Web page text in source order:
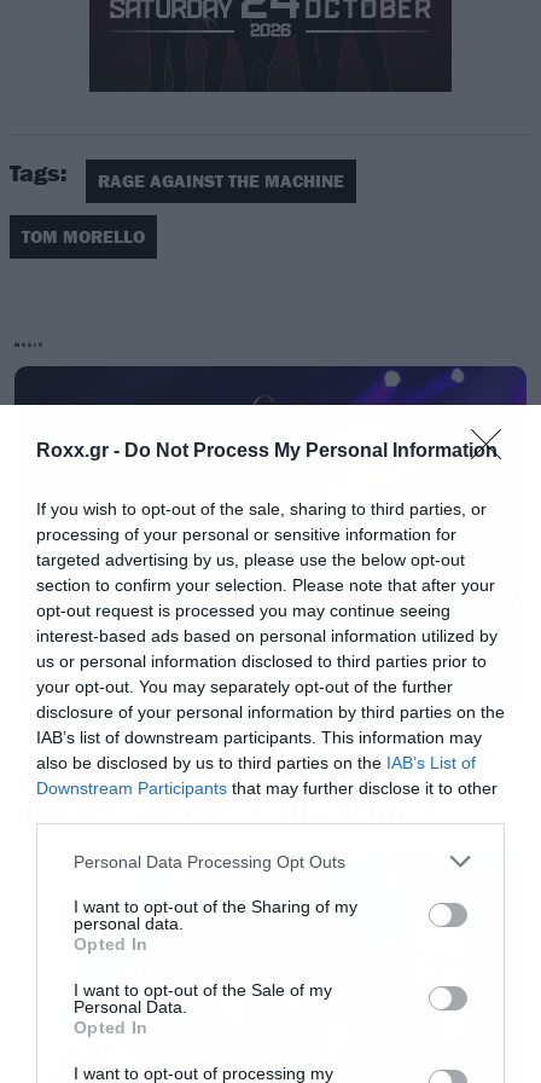
Roxx.gr - Do Not Process My Personal Information
If you wish to opt-out of the sale, sharing to third parties, or
processing of your personal or sensitive information for
targeted advertising by us, please use the below opt-out
section to confirm your selection. Please note that after your
opt-out request is processed you may continue seeing
interest-based ads based on personal information utilized by
us or personal information disclosed to third parties prior to
your opt-out. You may separately opt-out of the further
disclosure of your personal information by third parties on the
IAB’s list of downstream participants. This information may
also be disclosed by us to third parties on the IAB’s List of
Downstream Participants that may further disclose it to other
Please note that this website/app uses one or more Google
not limited to your visit or usage behaviour. You may click to
grant or deny consent to Google and its third-party tags to
use your data for below specified purposes in below Google
consent section.
Personal Data Processing Opt Outs
I want to opt-out of the Sharing of my
personal data.
Opted In
I want to opt-out of the Sale of my
Personal Data.
Opted In
I want to opt-out of processing my
«Πες μου ποια δικιά μου μουσική σου άρεσε και
δεν περιείχε πολιτικές αηδίες για να τη σβήσω»
Αυτό το tweet ήρθε να προστεθεί σε ένα ακόμα
διασκεδαστικό σκηνικό με τύπο που είπε στον
Morello ότι έχει σιχαθεί να βλέπει μουσικούς
που έχουν γίνει ειδικοί στα πολιτικά και τον
κιθαρίστα να του απαντάει ότι δεν χρειάζεται
να έχεις πτυχίο στις πολιτικές επιστήμες από
το Χάρβαρντ για να έχεις άποψη, αλλά παρόλα
αυτά, έχει πτυχίο πολιτικών επιστημών από το
Χάρβαρντ.
Scott!! What music of mine were you a
fan of that DIDN’T contain “political
BS”? I need to know so I can delete it
from the catalog.
https://t.co/AMpmjx6540
Tags: RAGE AGAINST THE MACHINE
TOM MORELLO
MUSIC
Music
Ο Glenn Hughes αποσύρθηκε
από τις ζωντανές εμφανίσεις